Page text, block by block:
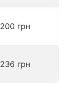
200 грн
236 грн